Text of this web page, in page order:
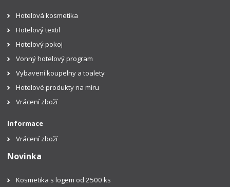
Hotelová kosmetika
Hotelový textil
Hotelový pokoj
Vonný hotelový program
Vybavení koupelny a toalety
Hotelové produkty na míru
Vrácení zboží
Informace
Vrácení zboží
Novinka
Kosmetika s logem od 2500 ks